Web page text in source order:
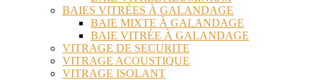
BAIES VITRÉES À GALANDAGE
BAIE MIXTE À GALANDAGE
BAIE VITRÉE À GALANDAGE
VITRAGE DE SECURITE
VITRAGE ACOUSTIQUE
VITRAGE ISOLANT